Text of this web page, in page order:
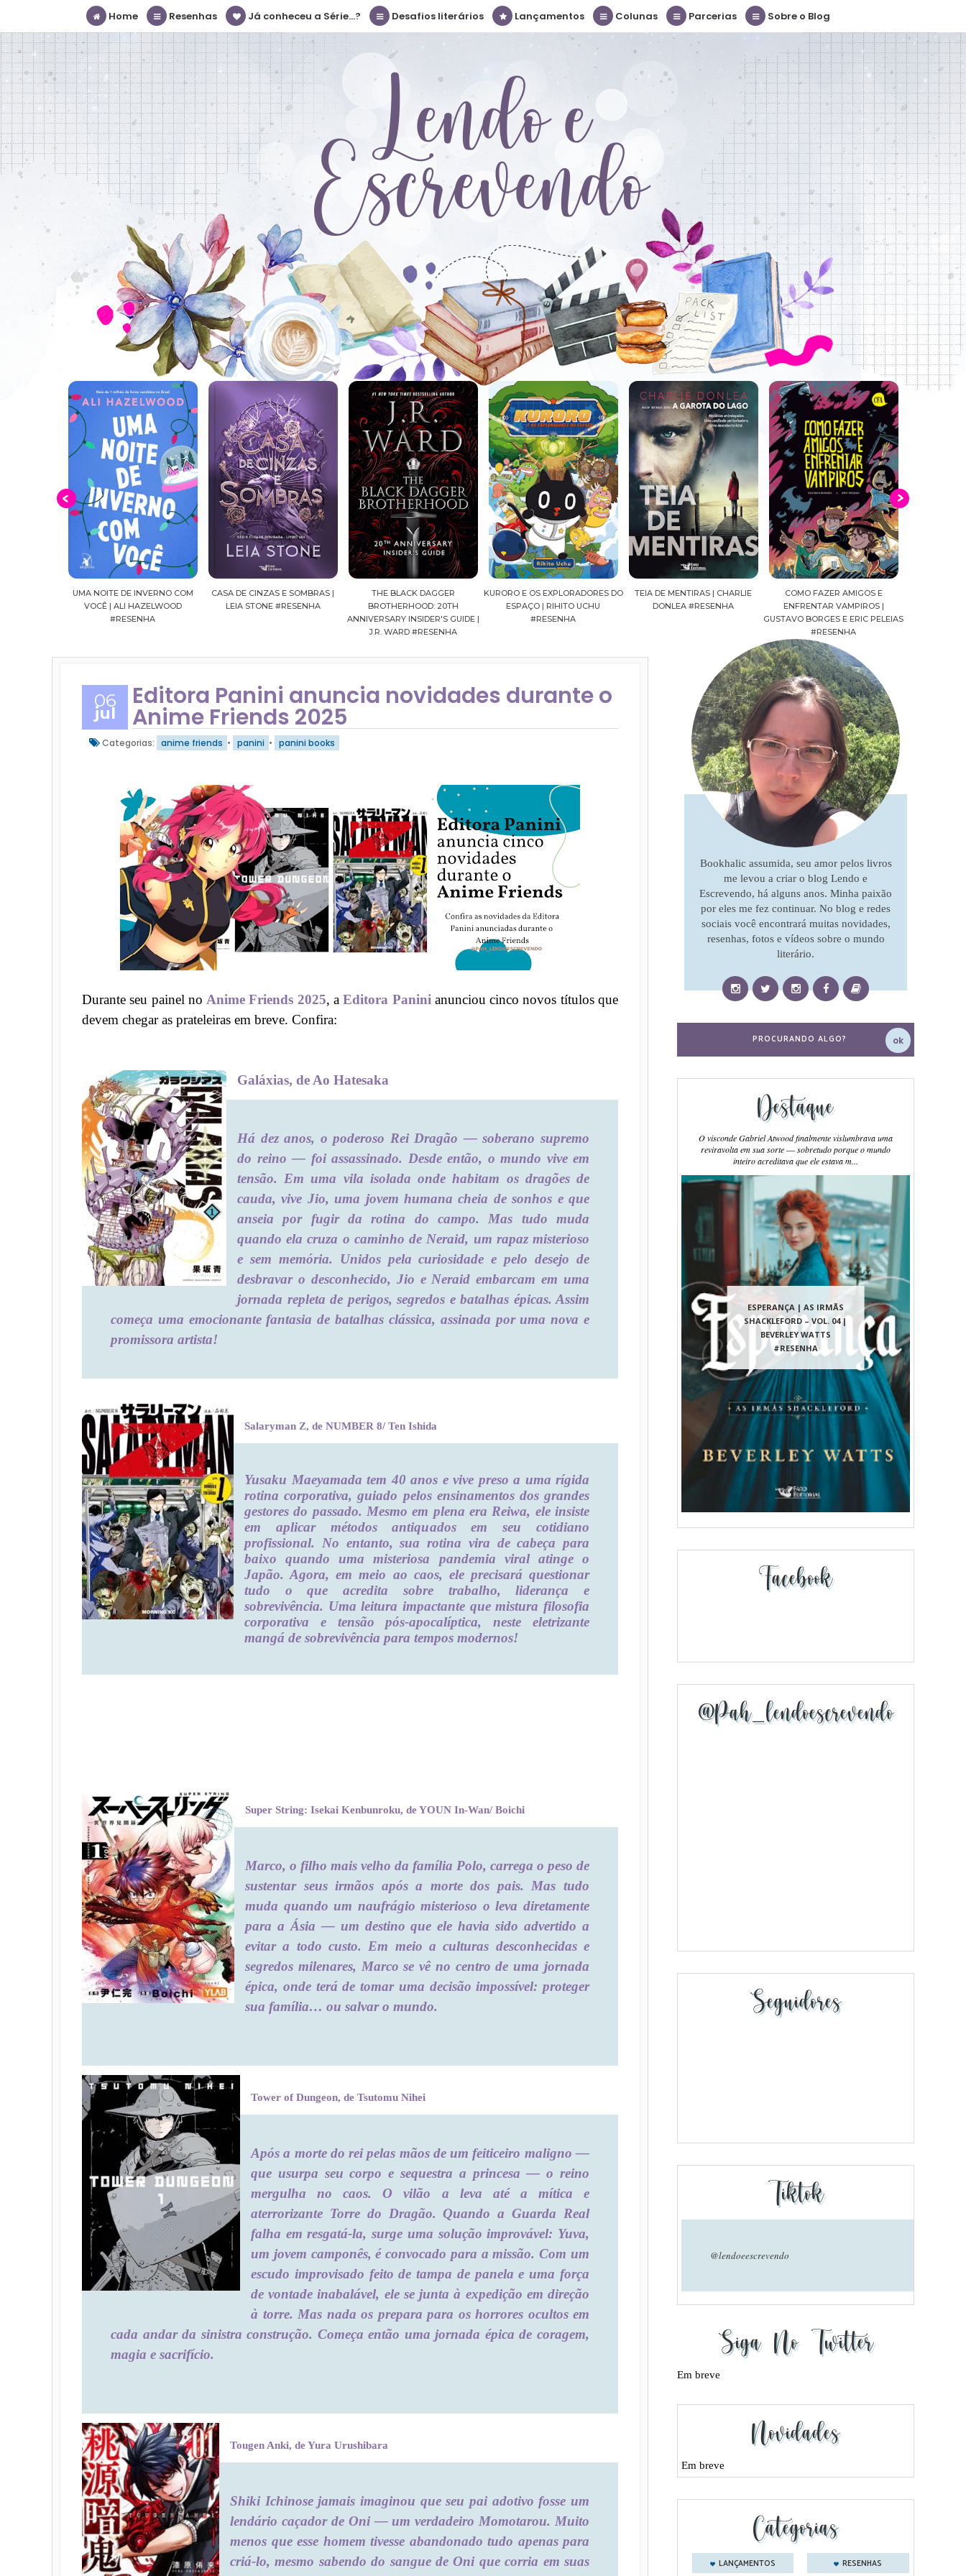
Home Resenhas Já conheceu a Série...? Desafios literários Lançamentos Colunas Parcerias Sobre o Blog
UMA NOITE DE INVERNO COM
VOCÊ | ALI HAZELWOOD
CASA DE CINZAS E SOMBRAS |
LEIA STONE #RESENHA
THE BLACK DAGGER
BROTHERHOOD: 20TH
ANNIVERSARY INSIDER'S GUIDE |
J.R. WARD #RESENHA
KURORO E OS EXPLORADORES DO
ESPAÇO | RIHITO UCHU
TEIA DE MENTIRAS | CHARLIE
DONLEA #RESENHA
COMO FAZER AMIGOS E
ENFRENTAR VAMPIROS |
GUSTAVO BORGES E ERIC PELEIAS
DUNA: CASA ATREIDES |
A DUNA, VOL. 01 | BRIAN
E KEVIN J. ANDERSON
06
jul
Editora Panini anuncia novidades durante o
Anime Friends 2025
Categorias: anime friends • panini • panini books
Durante seu painel no Anime Friends 2025, aEditora Panini anunciou cinco novos títulos que
devem chegar as prateleiras em breve. Confira:
Galáxias, de Ao Hatesaka
Há dez anos, o poderoso Rei Dragão — soberano supremo
do reino — foi assassinado. Desde então, o mundo vive em
tensão. Em uma vila isolada onde habitam os dragões de
cauda, vive Jio, uma jovem humana cheia de sonhos e que
anseia por fugir da rotina do campo. Mas tudo muda
quando ela cruza o caminho de Neraid, um rapaz misterioso
e sem memória. Unidos pela curiosidade e pelo desejo de
desbravar o desconhecido, Jio e Neraid embarcam em uma
jornada repleta de perigos, segredos e batalhas épicas. Assim
começa uma emocionante fantasia de batalhas clássica, assinada por uma nova e
promissora artista!
Salaryman Z, de NUMBER 8/ Ten Ishida
Yusaku Maeyamada tem 40 anos e vive preso a uma rígida
rotina corporativa, guiado pelos ensinamentos dos grandes
gestores do passado. Mesmo em plena era Reiwa, ele insiste
em aplicar métodos antiquados em seu cotidiano
profissional. No entanto, sua rotina vira de cabeça para
baixo quando uma misteriosa pandemia viral atinge o
Japão. Agora, em meio ao caos, ele precisará questionar
tudo o que acredita sobre trabalho, liderança e
sobrevivência. Uma leitura impactante que mistura filosofia
corporativa e tensão pós-apocalíptica, neste eletrizante
mangá de sobrevivência para tempos modernos!
Super String: Isekai Kenbunroku, de YOUN In-Wan/ Boichi
Marco, o filho mais velho da família Polo, carrega o peso de
sustentar seus irmãos após a morte dos pais. Mas tudo
muda quando um naufrágio misterioso o leva diretamente
para a Ásia — um destino que ele havia sido advertido a
evitar a todo custo. Em meio a culturas desconhecidas e
segredos milenares, Marco se vê no centro de uma jornada
épica, onde terá de tomar uma decisão impossível: proteger
sua família… ou salvar o mundo.
Tower of Dungeon, de Tsutomu Nihei
Após a morte do rei pelas mãos de um feiticeiro maligno —
que usurpa seu corpo e sequestra a princesa — o reino
mergulha no caos. O vilão a leva até a mítica e
aterrorizante Torre do Dragão. Quando a Guarda Real
falha em resgatá-la, surge uma solução improvável: Yuva,
um jovem camponês, é convocado para a missão. Com um
escudo improvisado feito de tampa de panela e uma força
de vontade inabalável, ele se junta à expedição em direção
à torre. Mas nada os prepara para os horrores ocultos em
cada andar da sinistra construção. Começa então uma jornada épica de coragem,
magia e sacrifício.
Tougen Anki, de Yura Urushibara
Shiki Ichinose jamais imaginou que seu pai adotivo fosse um
lendário caçador de Oni — um verdadeiro Momotarou. Muito
menos que esse homem tivesse abandonado tudo apenas para
criá-lo, mesmo sabendo do sangue de Oni que corria em suas
Bookhalic assumida, seu amor pelos livros
me levou a criar o blog Lendo e
Escrevendo, há alguns anos. Minha paixão
por eles me fez continuar. No blog e redes
sociais você encontrará muitas novidades,
resenhas, fotos e vídeos sobre o mundo
literário.
Destaque
ESPERANÇA | AS IRMÃS
SHACKLEFORD – VOL. 04 |
BEVERLEY WATTS
#RESENHA
O visconde Gabriel Atwood finalmente vislumbrava uma
reviravolta em sua sorte ― sobretudo porque o mundo
inteiro acreditava que ele estava m...
Facebook
@pah_lendoescrevendo
Seguidores
Tiktok
@lendoeescrevendo
Siga No Twitter
Em breve
Novidades
Em breve
Categorias
LANÇAMENTOS RESENHAS